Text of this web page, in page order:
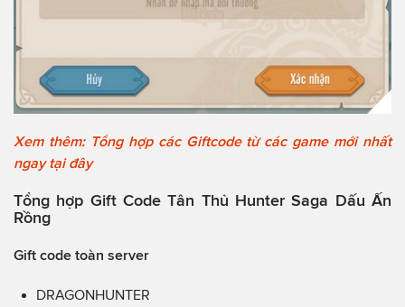
Xem thêm: Tổng hợp các Giftcode từ các game mới nhất
ngay tại đây
Tổng hợp Gift Code Tân Thủ Hunter Saga Dấu Ấn
Rồng
Gift code toàn server
DRAGONHUNTER